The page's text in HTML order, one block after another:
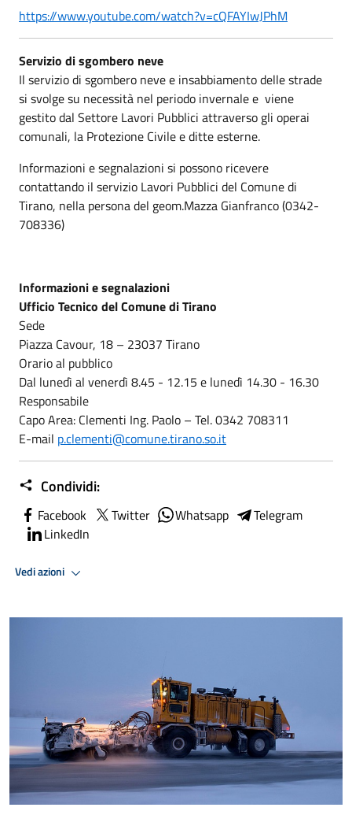
https://www.youtube.com/watch?v=cQFAYIwJPhM
Servizio di sgombero neve
Il servizio di sgombero neve e insabbiamento delle strade
si svolge su necessità nel periodo invernale e viene
gestito dal Settore Lavori Pubblici attraverso gli operai
comunali, la Protezione Civile e ditte esterne.
Informazioni e segnalazioni si possono ricevere
contattando il servizio Lavori Pubblici del Comune di
Tirano, nella persona del geom.Mazza Gianfranco (0342-
708336)
Informazioni e segnalazioni
Ufficio Tecnico del Comune di Tirano
Sede
Piazza Cavour, 18 – 23037 Tirano
Orario al pubblico
Dal lunedì al venerdì 8.45 - 12.15 e lunedì 14.30 - 16.30
Responsabile
Capo Area: Clementi Ing. Paolo – Tel. 0342 708311
E-mail p.clementi@comune.tirano.so.it
Condividi:
Facebook Twitter Whatsapp
Telegram
LinkedIn
Vedi azioni